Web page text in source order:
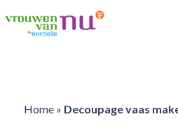
Home» Decoupage vaas